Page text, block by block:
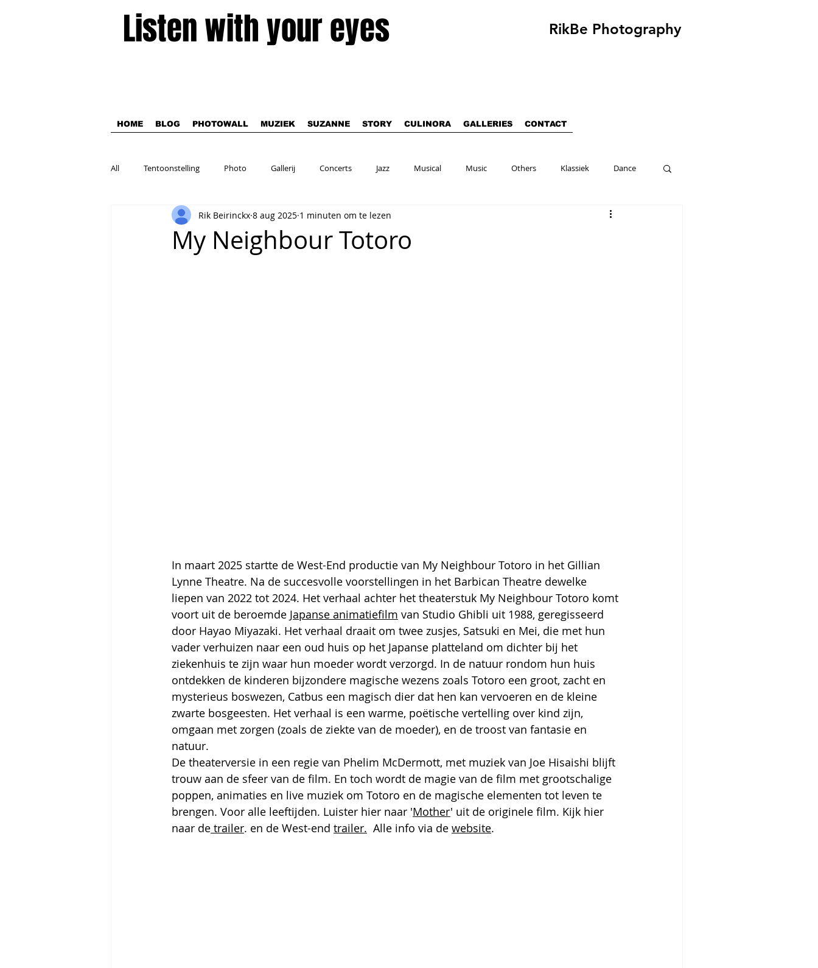
Listen with your eyes RikBe Photography
HOME BLOG PHOTOWALL MUZIEK SUZANNE STORY CULINORA GALLERIES CONTACT
All Tentoonstelling Photo Gallerij Concerts Jazz Musical Music Others Klassiek Dance
My Neighbour Totoro
Rik Beirinckx 8 aug 2025 1 minuten om te lezen
In maart 2025 startte de West-End productie van My Neighbour Totoro in het Gillian
Lynne Theatre. Na de succesvolle voorstellingen in het Barbican Theatre dewelke
liepen van 2022 tot 2024. Het verhaal achter het theaterstuk My Neighbour Totoro komt
voort uit de beroemde Japanse animatiefilm van Studio Ghibli uit 1988, geregisseerd
door Hayao Miyazaki. Het verhaal draait om twee zusjes, Satsuki en Mei, die met hun
vader verhuizen naar een oud huis op het Japanse platteland om dichter bij het
ziekenhuis te zijn waar hun moeder wordt verzorgd. In de natuur rondom hun huis
ontdekken de kinderen bijzondere magische wezens zoals Totoro een groot, zacht en
mysterieus boswezen, Catbus een magisch dier dat hen kan vervoeren en de kleine
zwarte bosgeesten. Het verhaal is een warme, poëtische vertelling over kind zijn,
omgaan met zorgen (zoals de ziekte van de moeder), en de troost van fantasie en
natuur.
De theaterversie in een regie van Phelim McDermott, met muziek van Joe Hisaishi blijft
trouw aan de sfeer van de film. En toch wordt de magie van de film met grootschalige
poppen, animaties en live muziek om Totoro en de magische elementen tot leven te
brengen. Voor alle leeftijden. Luister hier naar 'Mother' uit de originele film. Kijk hier
naar de trailer. en de West-end trailer. Alle info via de website.